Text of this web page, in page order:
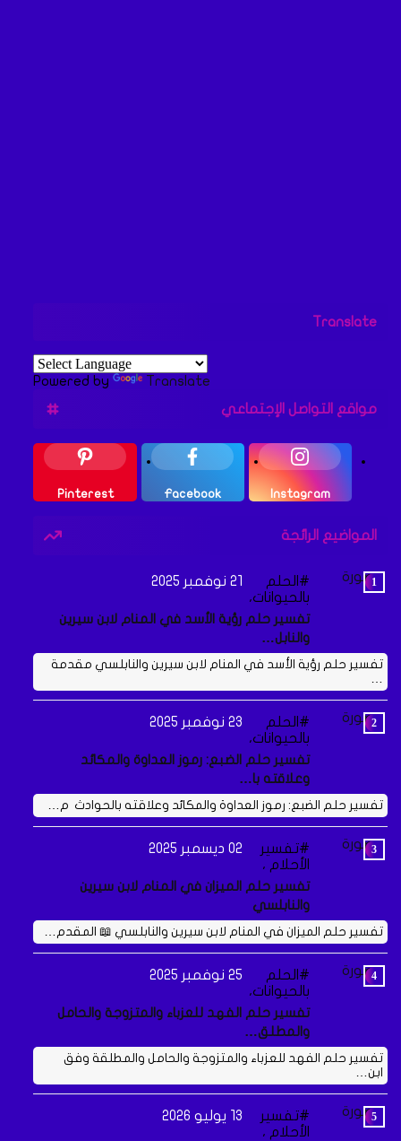
Translate
Powered by
Translate
مواقع التواصل الإجتماعي
Instagram
Facebook
Pinterest
المواضيع الرائجة
الحلم
بالحيوانات،
21 نوفمبر 2025
تفسير حلم رؤية الأسد في المنام لابن سيرين
والنابل…
تفسير حلم رؤية الأسد في المنام لابن سيرين والنابلسي مقدمة
…
الحلم
بالحيوانات،
23 نوفمبر 2025
تفسير حلم الضبع: رموز العداوة والمكائد
وعلاقته با…
تفسير حلم الضبع: رموز العداوة والمكائد وعلاقته بالحوادث م…
تفسير
الأحلام ،
02 ديسمبر 2025
تفسير حلم الميزان في المنام لابن سيرين
والنابلسي
تفسير حلم الميزان في المنام لابن سيرين والنابلسي 📖 المقدم…
الحلم
بالحيوانات،
25 نوفمبر 2025
تفسير حلم الفهد للعزباء والمتزوجة والحامل
والمطلق…
تفسير حلم الفهد للعزباء والمتزوجة والحامل والمطلقة وفق
ابن…
تفسير
الأحلام ،
13 يوليو 2026